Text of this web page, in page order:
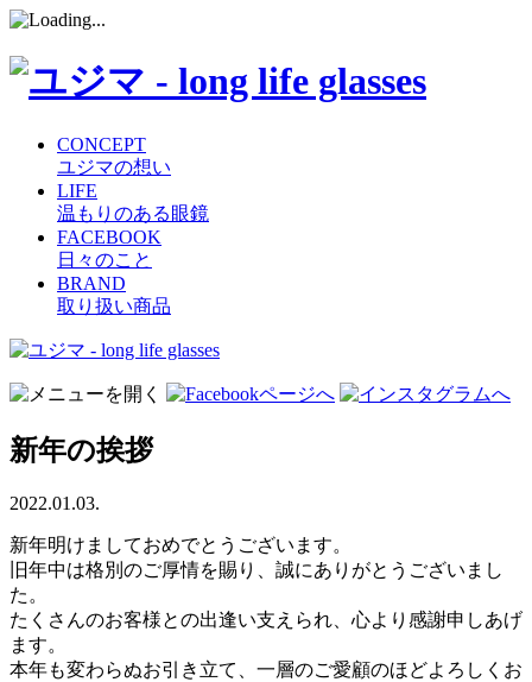
CONCEPT
ユジマの想い
LIFE
温もりのある眼鏡
FACEBOOK
日々のこと
BRAND
取り扱い商品
コ
テ
ツ
ス
ッ
プ
新年の挨拶
2022.01.03.
新年明けましておめでとうございます。
旧年中は格別のご厚情を賜り、誠にありがとうございまし
た。
たくさんのお客様との出逢い支えられ、心より感謝申しあげ
ます。
本年も変わらぬお引き立て、一層のご愛顧のほどよろしくお